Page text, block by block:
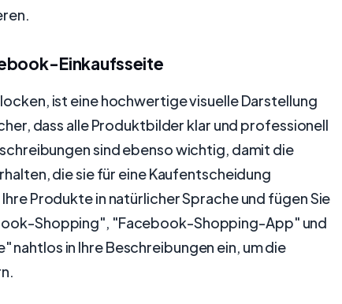
Einkaufsseite
ist eine hochwertige visuelle Darstellung
dass alle Produktbilder klar und professionell
sind ebenso wichtig, damit die
die sie für eine Kaufentscheidung
Produkte in natürlicher Sprache und fügen Sie
Shopping", "Facebook-Shopping-App" und
in Ihre Beschreibungen ein, um die